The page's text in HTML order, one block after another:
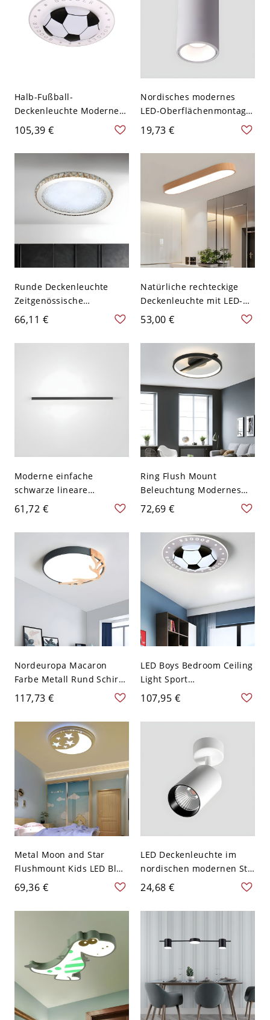
Halb-Fußball-
Deckenleuchte Modernes
Acryl Schwarz LED-
Deckenleuchte für
Jungenzimmer, 16,5"
Breite
105,39 €
Nordisches modernes
LED-Oberflächenmontage-
Downlight Wohnzimmer-
Oberflächenmontage-
Deckenlampe - 110V-120V
Weiß Weißlicht 10,16 cm
19,73 €
Runde Deckenleuchte
Zeitgenössische
Kristallklare LED-
Deckenbeleuchtung in
Weißlicht, 8,5" Breit
66,11 €
Natürliche rechteckige
Deckenleuchte mit LED-
Lampen - 110V-120V 49,53
cm Weißlicht
53,00 €
Moderne einfache
schwarze lineare
Deckenleuchte Aluminium
Acryl Lampe Wohnzimmer
Deckenbeleuchtung
61,72 €
Ring Flush Mount
Beleuchtung Modernes
Acryl LED Schwarz Flush
Mount Lampe in Weißem
Licht, 12,5" W
72,69 €
Nordeuropa Macaron
Farbe Metall Rund Schirm
Deckenlampe Geweih
Dekor LED 1-Licht
Deckenleuchte - Grau
110V-120V 30,48 cm
Weißlicht
117,73 €
LED Boys Bedroom Ceiling
Light Sport
Black/Pink/Blue Flush
Mount Spotlight with
Soccer Acrylic Shade,
Schwarz 110V-120V 41,91
cm Weißlicht
107,95 €
Metal Moon and Star
Flushmount Kids LED Blue
Ceiling Lamp for Living
Room, White Light/Third
Gear/Remote Control
120V Blau Weißlicht
69,36 €
LED Deckenleuchte im
nordischen modernen Stil
für den Innenbereich -
110V-120V Weiß Weißlicht
7w
24,68 €